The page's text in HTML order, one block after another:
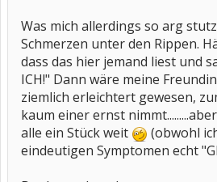
Was mich allerdings so arg
Schmerzen unter den Rippen.
dass das hier jemand liest und
ICH!" Dann wäre meine
ziemlich erleichtert gewesen,
kaum einer ernst
alle ein Stück weit
(obwohl
eindeutigen Symptomen echt